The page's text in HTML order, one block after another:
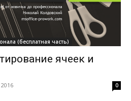
(бесплатная часть)
ячеек и
0